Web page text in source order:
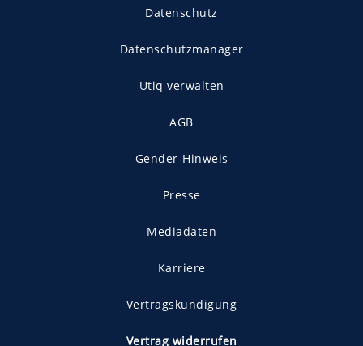
Datenschutz
Datenschutzmanager
Utiq verwalten
AGB
Gender-Hinweis
Presse
Mediadaten
Karriere
Vertragskündigung
Vertrag widerrufen